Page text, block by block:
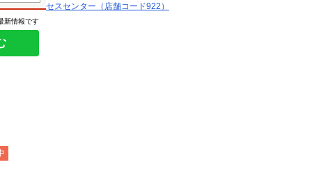
新情報です
セスセンター（店舗コード922）